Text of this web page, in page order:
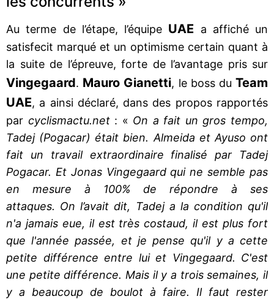
Au terme de l’étape, l’équipe UAE a affiché un
satisfecit marqué et un optimisme certain quant à
la suite de l’épreuve, forte de l’avantage pris sur
Vingegaard. Mauro Gianetti, le boss duTeam
UAE, a ainsi déclaré, dans des propos rapportés
par cyclismactu.net: « On a fait un gros tempo,
Tadej (Pogacar) était bien. Almeida et Ayuso ont
fait un travail extraordinaire finalisé par Tadej
Pogacar. Et Jonas Vingegaard qui ne semble pas
en mesure à 100% de répondre à ses
attaques. On l’avait dit, Tadej a la condition qu'il
n'a jamais eue, il est très costaud, il est plus fort
que l'année passée, et je pense qu'il y a cette
petite différence entre lui et Vingegaard. C'est
une petite différence. Mais il y a trois semaines, il
y a beaucoup de boulot à faire. Il faut rester